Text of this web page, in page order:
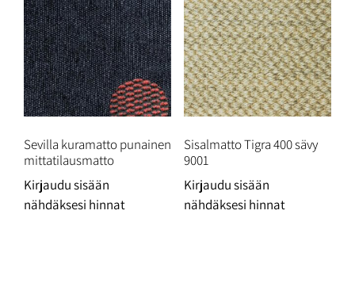
Sevilla kuramatto punainen
mittatilausmatto
Kirjaudu sisään
nähdäksesi hinnat
Sisalmatto Tigra 400 sävy
9001
Kirjaudu sisään
nähdäksesi hinnat